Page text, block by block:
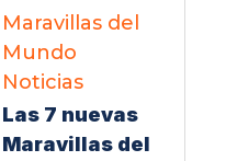
Maravillas del
Mundo
Noticias
Las 7 nuevas
Maravillas del